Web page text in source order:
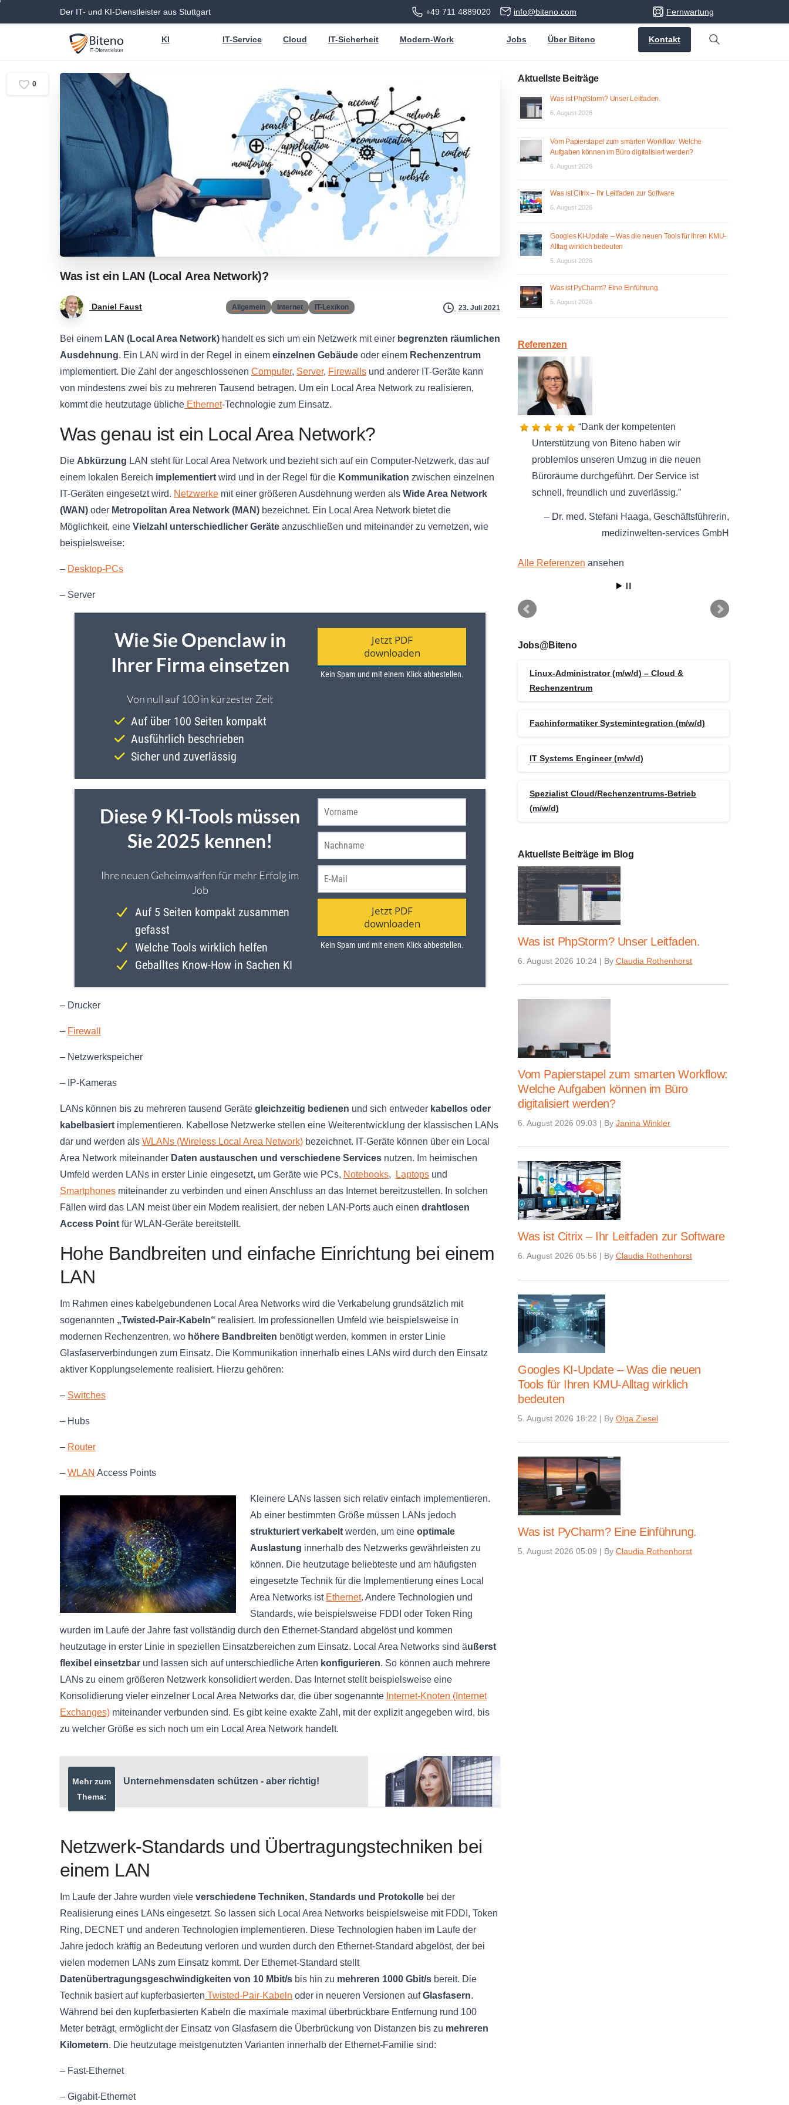
Der IT- und KI-Dienstleister aus Stuttgart +49 711 4889020 info@biteno.com Fernwartung
KI IT-Service Cloud IT-Sicherheit Modern-Work Jobs Über Biteno Kontakt
Search
Was ist ein LAN (Local Area Network)?
Daniel Faust Allgemein Internet IT-Lexikon 23. Juli 2021
Bei einem LAN (Local Area Network) handelt es sich um ein Netzwerk mit einer begrenzten räumlichen
Ausdehnung. Ein LAN wird in der Regel in einem einzelnen Gebäude oder einem Rechenzentrum
implementiert. Die Zahl der angeschlossenen Computer, Server, Firewalls und anderer IT-Geräte kann
von mindestens zwei bis zu mehreren Tausend betragen. Um ein Local Area Network zu realisieren,
kommt die heutzutage übliche Ethernet-Technologie zum Einsatz.
Was genau ist ein Local Area Network?
Die Abkürzung LAN steht für Local Area Network und bezieht sich auf ein Computer-Netzwerk, das auf
einem lokalen Bereich implementiert wird und in der Regel für die Kommunikation zwischen einzelnen
IT-Geräten eingesetzt wird. Netzwerke mit einer größeren Ausdehnung werden als Wide Area Network
(WAN) oder Metropolitan Area Network (MAN) bezeichnet. Ein Local Area Network bietet die
Möglichkeit, eine Vielzahl unterschiedlicher Geräte anzuschließen und miteinander zu vernetzen, wie
beispielsweise:
– Desktop-PCs
– Server
– Drucker
– Firewall
– Netzwerkspeicher
– IP-Kameras
LANs können bis zu mehreren tausend Geräte gleichzeitig bedienen und sich entweder kabellos oder
kabelbasiert implementieren. Kabellose Netzwerke stellen eine Weiterentwicklung der klassischen LANs
dar und werden als WLANs (Wireless Local Area Network) bezeichnet. IT-Geräte können über ein Local
Area Network miteinander Daten austauschen und verschiedene Services nutzen. Im heimischen
Umfeld werden LANs in erster Linie eingesetzt, um Geräte wie PCs, Notebooks, Laptops und
Smartphones miteinander zu verbinden und einen Anschluss an das Internet bereitzustellen. In solchen
Fällen wird das LAN meist über ein Modem realisiert, der neben LAN-Ports auch einen drahtlosen
Access Point für WLAN-Geräte bereitstellt.
Hohe Bandbreiten und einfache Einrichtung bei einem
LAN
Im Rahmen eines kabelgebundenen Local Area Networks wird die Verkabelung grundsätzlich mit
sogenannten „Twisted-Pair-Kabeln“ realisiert. Im professionellen Umfeld wie beispielsweise in
modernen Rechenzentren, wo höhere Bandbreiten benötigt werden, kommen in erster Linie
Glasfaserverbindungen zum Einsatz. Die Kommunikation innerhalb eines LANs wird durch den Einsatz
aktiver Kopplungselemente realisiert. Hierzu gehören:
– Switches
– Hubs
– Router
– WLAN Access Points
Kleinere LANs lassen sich relativ einfach implementieren.
Ab einer bestimmten Größe müssen LANs jedoch
strukturiert verkabelt werden, um eine optimale
Auslastung innerhalb des Netzwerks gewährleisten zu
können. Die heutzutage beliebteste und am häufigsten
eingesetzte Technik für die Implementierung eines Local
Area Networks ist Ethernet. Andere Technologien und
Standards, wie beispielsweise FDDI oder Token Ring
wurden im Laufe der Jahre fast vollständig durch den Ethernet-Standard abgelöst und kommen
heutzutage in erster Linie in speziellen Einsatzbereichen zum Einsatz. Local Area Networks sind äußerst
flexibel einsetzbar und lassen sich auf unterschiedliche Arten konfigurieren. So können auch mehrere
LANs zu einem größeren Netzwerk konsolidiert werden. Das Internet stellt beispielsweise eine
Konsolidierung vieler einzelner Local Area Networks dar, die über sogenannte Internet-Knoten (Internet
Exchanges) miteinander verbunden sind. Es gibt keine exakte Zahl, mit der explizit angegeben wird, bis
zu welcher Größe es sich noch um ein Local Area Network handelt.
Mehr zum
Thema:
Unternehmensdaten schützen - aber richtig!
Netzwerk-Standards und Übertragungstechniken bei
einem LAN
Im Laufe der Jahre wurden viele verschiedene Techniken, Standards und Protokolle bei der
Realisierung eines LANs eingesetzt. So lassen sich Local Area Networks beispielsweise mit FDDI, Token
Ring, DECNET und anderen Technologien implementieren. Diese Technologien haben im Laufe der
Jahre jedoch kräftig an Bedeutung verloren und wurden durch den Ethernet-Standard abgelöst, der bei
vielen modernen LANs zum Einsatz kommt. Der Ethernet-Standard stellt
Datenübertragungsgeschwindigkeiten von 10 Mbit/s bis hin zu mehreren 1000 Gbit/s bereit. Die
Technik basiert auf kupferbasierten Twisted-Pair-Kabeln oder in neueren Versionen aufGlasfasern.
Während bei den kupferbasierten Kabeln die maximale maximal überbrückbare Entfernung rund 100
Meter beträgt, ermöglicht der Einsatz von Glasfasern die Überbrückung von Distanzen bis zu mehreren
Kilometern. Die heutzutage meistgenutzten Varianten innerhalb der Ethernet-Familie sind:
– Fast-Ethernet
– Gigabit-Ethernet
0
Aktuellste Beiträge
Was ist PhpStorm? Unser Leitfaden.
6. August 2026
Vom Papierstapel zum smarten Workflow: Welche
Aufgaben können im Büro digitalisiert werden?
6. August 2026
Was ist Citrix – Ihr Leitfaden zur Software
6. August 2026
Googles KI-Update – Was die neuen Tools für Ihren KMU-
Alltag wirklich bedeuten
5. August 2026
Was ist PyCharm? Eine Einführung.
5. August 2026
Referenzen
Dank der kompetenten
Unterstützung von Biteno haben wir
problemlos unseren Umzug in die neuen
Büroräume durchgeführt. Der Service ist
schnell, freundlich und zuverlässig.
Dr. med. Stefani Haaga Geschäftsführerin
medizinwelten-services GmbH
Alle Referenzen ansehen
Jobs@Biteno
Linux-Administrator (m/w/d) – Cloud &
Rechenzentrum
Fachinformatiker Systemintegration (m/w/d)
IT Systems Engineer (m/w/d)
Spezialist Cloud/Rechenzentrums-Betrieb
(m/w/d)
Aktuellste Beiträge im Blog
Was ist PhpStorm? Unser Leitfaden.
6. August 2026 10:24 | By Claudia Rothenhorst
Vom Papierstapel zum smarten Workflow:
Welche Aufgaben können im Büro
digitalisiert werden?
6. August 2026 09:03 | By Janina Winkler
Was ist Citrix – Ihr Leitfaden zur Software
6. August 2026 05:56 | By Claudia Rothenhorst
Googles KI-Update – Was die neuen
Tools für Ihren KMU-Alltag wirklich
bedeuten
5. August 2026 18:22 | By Olga Ziesel
Was ist PyCharm? Eine Einführung.
5. August 2026 05:09 | By Claudia Rothenhorst